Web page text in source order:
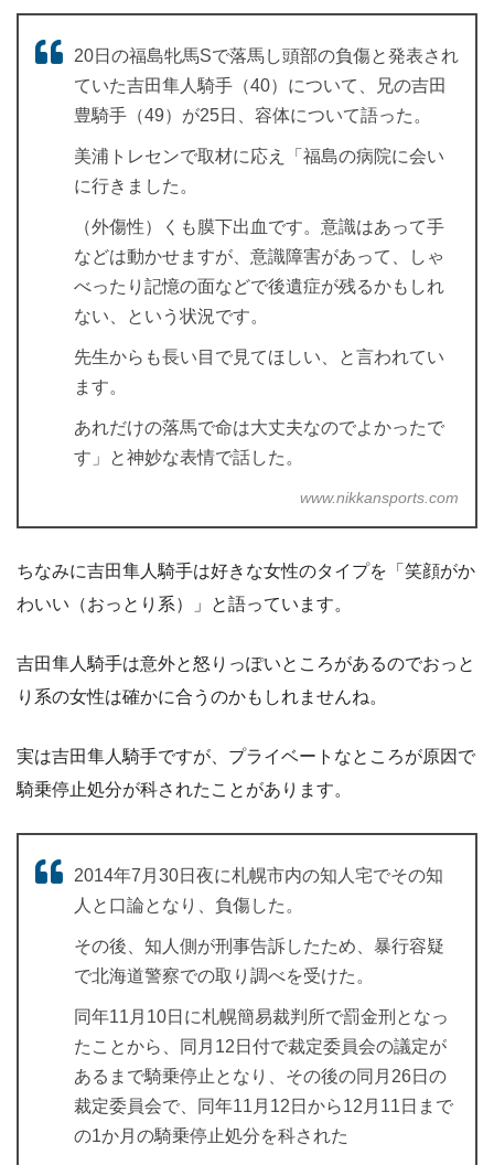
20日の福島牝馬Sで落馬し頭部の負傷と発表され
ていた吉田隼人騎手（40）について、兄の吉田
豊騎手（49）が25日、容体について語った。
美浦トレセンで取材に応え「福島の病院に会い
に行きました。
（外傷性）くも膜下出血です。意識はあって手
などは動かせますが、意識障害があって、しゃ
べったり記憶の面などで後遺症が残るかもしれ
ない、という状況です。
先生からも長い目で見てほしい、と言われてい
ます。
あれだけの落馬で命は大丈夫なのでよかったで
す」と神妙な表情で話した。
www.nikkansports.com
ちなみに吉田隼人騎手は好きな女性のタイプを「笑顔がか
わいい（おっとり系）」と語っています。
吉田隼人騎手は意外と怒りっぽいところがあるのでおっと
り系の女性は確かに合うのかもしれませんね。
実は吉田隼人騎手ですが、プライベートなところが原因で
騎乗停止処分が科されたことがあります。
2014年7月30日夜に札幌市内の知人宅でその知
人と口論となり、負傷した。
その後、知人側が刑事告訴したため、暴行容疑
で北海道警察での取り調べを受けた。
同年11月10日に札幌簡易裁判所で罰金刑となっ
たことから、同月12日付で裁定委員会の議定が
あるまで騎乗停止となり、その後の同月26日の
裁定委員会で、同年11月12日から12月11日まで
の1か月の騎乗停止処分を科された